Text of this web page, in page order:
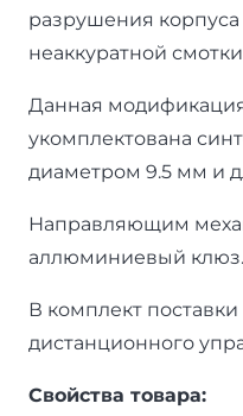
разрушения корпуса
неаккуратной
Данная
укомплектована
диаметром 9.5 мм и
Направляющим
аллюминиевый клюз.
В комплект
дистанционного
Свойства товара: